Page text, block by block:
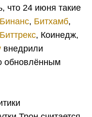
что 24 июня такие
Бинанс, Битхамб,
Биттрекс, Коинедж,
внедрили
обновлённым